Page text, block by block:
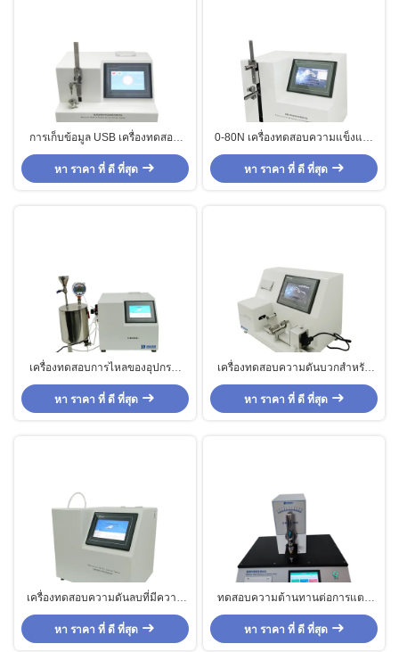
การเก็บข้อมูล USB เครื่องทดสอบ
แรงเจาะเข็มทางการแพทย์ 100 มม/
นาที ความเร็วในการเคลื่อนที่
หา ราคา ที่ ดี ที่สุด
0-80N เครื่องทดสอบความแข็งแรง
และความแข็งแรงของการเชื่อมต่อ
หา ราคา ที่ ดี ที่สุด
เครื่องทดสอบการไหลของอุปกรณ์
การแพทย์ความแม่นยําสูง สําหรับ
การเก็บข้อมูลคอมพิวเตอร์
หา ราคา ที่ ดี ที่สุด
เครื่องทดสอบความดันบวกสําหรับ
ปิดฉีดฉีด พร้อมเครื่องพิมพ์เข็มใน
อากาศ
หา ราคา ที่ ดี ที่สุด
เครื่องทดสอบความดันลบที่มีความ
แม่นยําในการปิดฉีด
หา ราคา ที่ ดี ที่สุด
ทดสอบความต้านทานต่อการแตก
ของท่อการแพทย์ที่มี 6-95 มม.
หา ราคา ที่ ดี ที่สุด